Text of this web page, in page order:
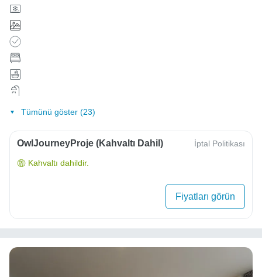
Tümünü göster (23)
OwlJourneyProje (Kahvaltı Dahil) İptal Politikası
Kahvaltı dahildir.
Fiyatları görün